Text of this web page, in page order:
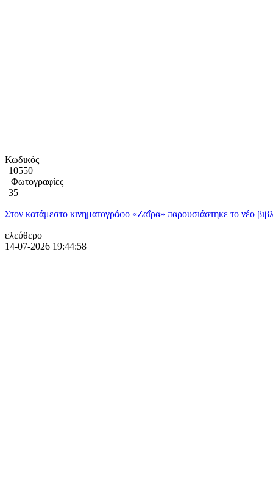
Κωδικός
10550
Φωτογραφίες
35
Στον κατάμεστο κινηματογράφο «Ζαΐρα» παρουσιάστηκε το νέο
ελεύθερο
14-07-2026 19:44:58